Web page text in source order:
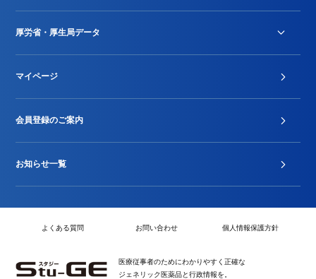
Stu-GEレポート
厚労省・厚生局データ
2024年度新設項目届出状況
マイページ
会員登録のご案内
お知らせ一覧
よくある質問 お問い合わせ 個人情報保護方針
医療従事者のためにわかりやすく正確な
ジェネリック医薬品と行政情報を。